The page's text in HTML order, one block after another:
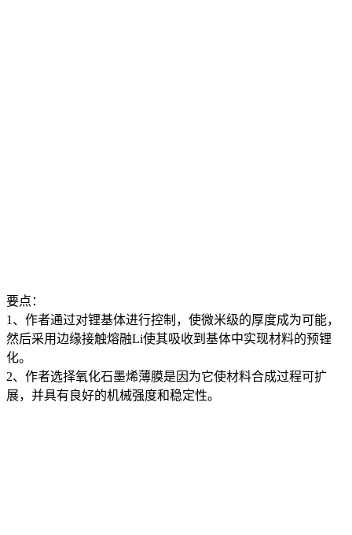
要点：
1、作者通过对锂基体进行控制，使微米级的厚度成为可能，
然后采用边缘接触熔融Li使其吸收到基体中实现材料的预锂
化。
2、作者选择氧化石墨烯薄膜是因为它使材料合成过程可扩
展，并具有良好的机械强度和稳定性。